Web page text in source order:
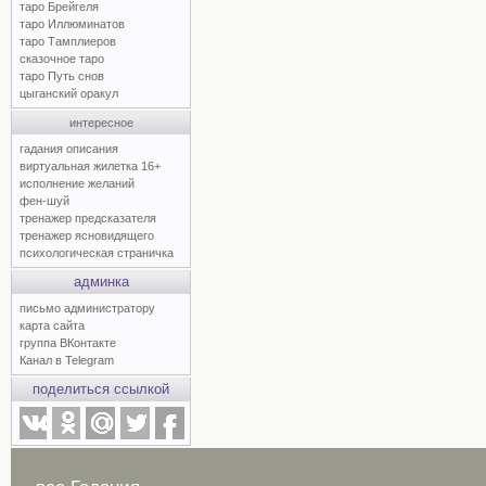
таро Брейгеля
таро Иллюминатов
таро Тамплиеров
сказочное таро
таро Путь снов
цыганский оракул
интересное
гадания описания
виртуальная жилетка 16+
исполнение желаний
фен-шуй
тренажер предсказателя
тренажер ясновидящего
психологическая страничка
админка
письмо администратору
карта сайта
группа ВКонтакте
Канал в Telegram
поделиться ссылкой